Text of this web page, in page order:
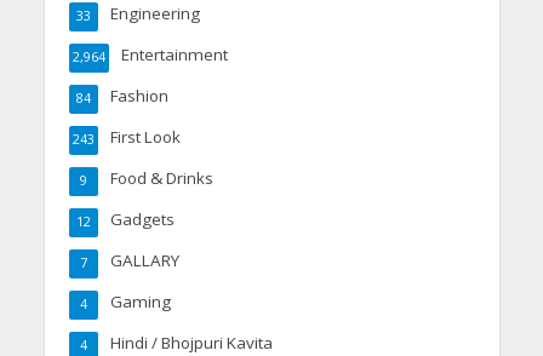
Engineering
33
Entertainment
2,964
Fashion
84
First Look
243
Food & Drinks
9
Gadgets
12
GALLARY
7
Gaming
4
Hindi / Bhojpuri Kavita
4